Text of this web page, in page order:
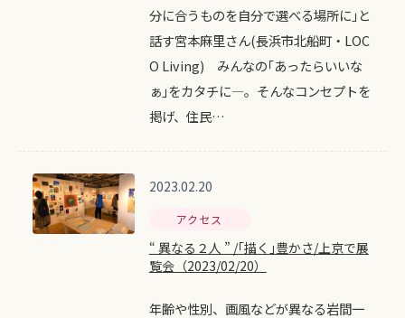
分に合うものを自分で選べる場所に｣と
話す宮本麻里さん(長浜市北船町・LOC
O Living) みんなの｢あったらいいな
ぁ｣をカタチに―。そんなコンセプトを
掲げ、住民…
2023.02.20
アクセス
“ 異なる２人 ” /｢描く｣豊かさ/上京で展
覧会（2023/02/20）
年齢や性別、画風などが異なる岩間一